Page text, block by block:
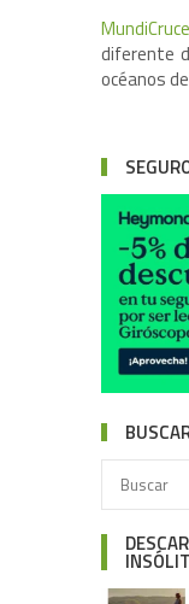
diferente
océanos